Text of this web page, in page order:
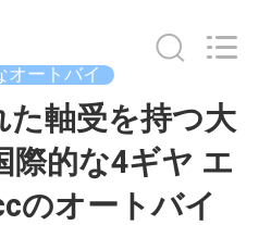
オートバイ
た軸受を持つ大
際的な4ギヤ エ
のオートバイ